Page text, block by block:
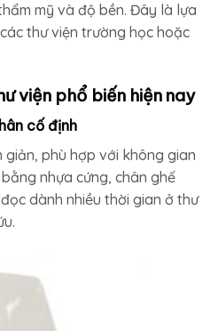
mỹ và độ bền. Đây là lựa
thư viện trường học hoặc
viện phổ biến hiện nay
cố định
phù hợp với không gian
nhựa cứng, chân ghế
dành nhiều thời gian ở thư